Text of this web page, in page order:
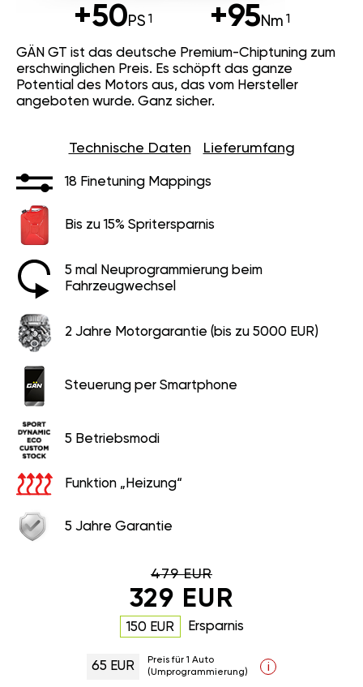
+50PS +95Nm
GÄN GT ist das deutsche Premium-Chiptuning zum
erschwinglichen Preis. Es schöpft das ganze
Potential des Motors aus, das vom Hersteller
angeboten wurde. Ganz sicher.
Technische Daten Lieferumfang
18 Finetuning Mappings
Bis zu 15% Spritersparnis
5 mal Neuprogrammierung beim
Fahrzeugwechsel
2 Jahre Motorgarantie (bis zu 5000 EUR)
Steuerung per Smartphone
5 Betriebsmodi
Funktion „Heizung“
5 Jahre Garantie
479 EUR
329 EUR
150 EUR Ersparnis
65 EUR
Preis für 1 Auto
(Umprogrammierung)
i